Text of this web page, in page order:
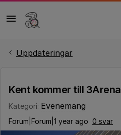
Uppdateringar
Kent kommer till 3Arena
Kategori: Evenemang
Forum|Forum|1 year ago 0 svar